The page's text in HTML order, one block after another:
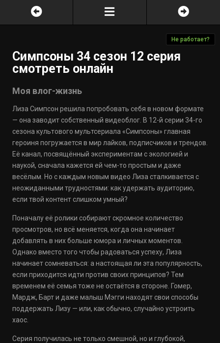
Не работает?
Симпсоны 34 сезон 12 серия
смотреть онлайн
Моя влог-жизнь
Лиза Симпсон решила попробовать себя в новом формате
— она заводит собственный видеоблог. В 12-й серии 34-го
сезона культового мультсериала «Симпсоны» главная
героиня погружается в мир лайков, подписчиков и трендов.
Её канал, посвящённый экспериментам с экологией и
наукой, сначала кажется ей чем-то простым и даже
весёлым. Но с каждым новым видео Лиза сталкивается с
неожиданными трудностями: как удержать аудиторию,
если твой контент слишком умный?
Поначалу её ролики собирают скромное количество
просмотров, но всё меняется, когда она начинает
добавлять в них больше юмора и личных моментов.
Однако вместо того чтобы радоваться успеху, Лиза
начинает сомневаться: а настоящая ли эта популярность,
если приходится идти против своих принципов? Тем
временем её семья тоже не остаётся в стороне. Гомер,
Мардж, Барт и даже малыш Мэгги находят свои способы
поддержать Лизу — или, как обычно, случайно устроить
хаос.
Серия получилась не только смешной, но и глубокой,